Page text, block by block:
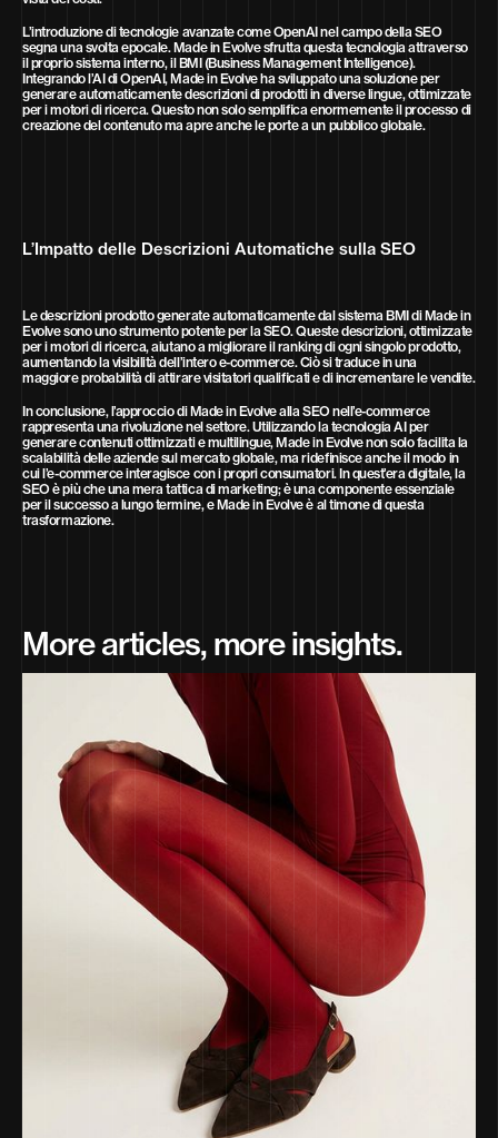
L’introduzione di tecnologie avanzate come OpenAI nel campo della SEO
segna una svolta epocale. Made in Evolve sfrutta questa tecnologia attraverso
il proprio sistema interno, il BMI (Business Management Intelligence).
Integrando l’AI di OpenAI, Made in Evolve ha sviluppato una soluzione per
generare automaticamente descrizioni di prodotti in diverse lingue, ottimizzate
per i motori di ricerca. Questo non solo semplifica enormemente il processo di
creazione del contenuto ma apre anche le porte a un pubblico globale.
L’Impatto delle Descrizioni Automatiche sulla SEO
Le descrizioni prodotto generate automaticamente dal sistema BMI di Made in
Evolve sono uno strumento potente per la SEO. Queste descrizioni, ottimizzate
per i motori di ricerca, aiutano a migliorare il ranking di ogni singolo prodotto,
aumentando la visibilità dell’intero e-commerce. Ciò si traduce in una
maggiore probabilità di attirare visitatori qualificati e di incrementare le vendite.
In conclusione, l’approccio di Made in Evolve alla SEO nell’e-commerce
rappresenta una rivoluzione nel settore. Utilizzando la tecnologia AI per
generare contenuti ottimizzati e multilingue, Made in Evolve non solo facilita la
scalabilità delle aziende sul mercato globale, ma ridefinisce anche il modo in
cui l’e-commerce interagisce con i propri consumatori. In quest’era digitale, la
SEO è più che una mera tattica di marketing; è una componente essenziale
per il successo a lungo termine, e Made in Evolve è al timone di questa
trasformazione.
More articles, more insights.